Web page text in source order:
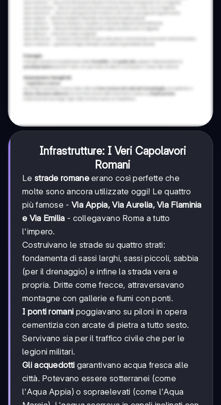
Infrastrutture: I Veri Capolavori
Romani
Le strade romaneerano così perfette che
molte sono ancora utilizzate oggi! Le quattro
più famose - Via Appia, Via Aurelia, Via Flaminia
e Via Emilia - collegavano Roma a tutto
l'impero.
Costruivano le strade su quattro strati:
fondamenta di sassi larghi, sassi piccoli, sabbia
(per il drenaggio) e infine la strada vera e
propria. Dritte come frecce, attraversavano
montagne con gallerie e fiumi con ponti.
I ponti romani poggiavano su piloni in opera
cementizia con arcate di pietra a tutto sesto.
Servivano sia per il traffico civile che per le
legioni militari.
Gli acquedotti garantivano acqua fresca alle
città. Potevano essere sotterranei (come
l'Aqua Appia) o sopraelevati (come l'Aqua